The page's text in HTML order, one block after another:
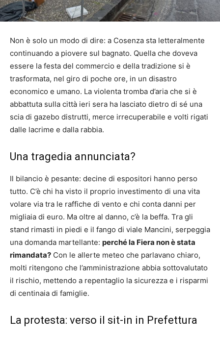
Non è solo un modo di dire: a Cosenza sta letteralmente
continuando a piovere sul bagnato. Quella che doveva
essere la festa del commercio e della tradizione si è
trasformata, nel giro di poche ore, in un disastro
economico e umano. La violenta tromba d’aria che si è
abbattuta sulla città ieri sera ha lasciato dietro di sé una
scia di gazebo distrutti, merce irrecuperabile e volti rigati
dalle lacrime e dalla rabbia.
Una tragedia annunciata?
Il bilancio è pesante: decine di espositori hanno perso
tutto. C’è chi ha visto il proprio investimento di una vita
volare via tra le raffiche di vento e chi conta danni per
migliaia di euro. Ma oltre al danno, c’è la beffa. Tra gli
stand rimasti in piedi e il fango di viale Mancini, serpeggia
una domanda martellante: perché la Fiera non è stata
rimandata? Con le allerte meteo che parlavano chiaro,
molti ritengono che l’amministrazione abbia sottovalutato
il rischio, mettendo a repentaglio la sicurezza e i risparmi
di centinaia di famiglie.
La protesta: verso il sit-in in Prefettura